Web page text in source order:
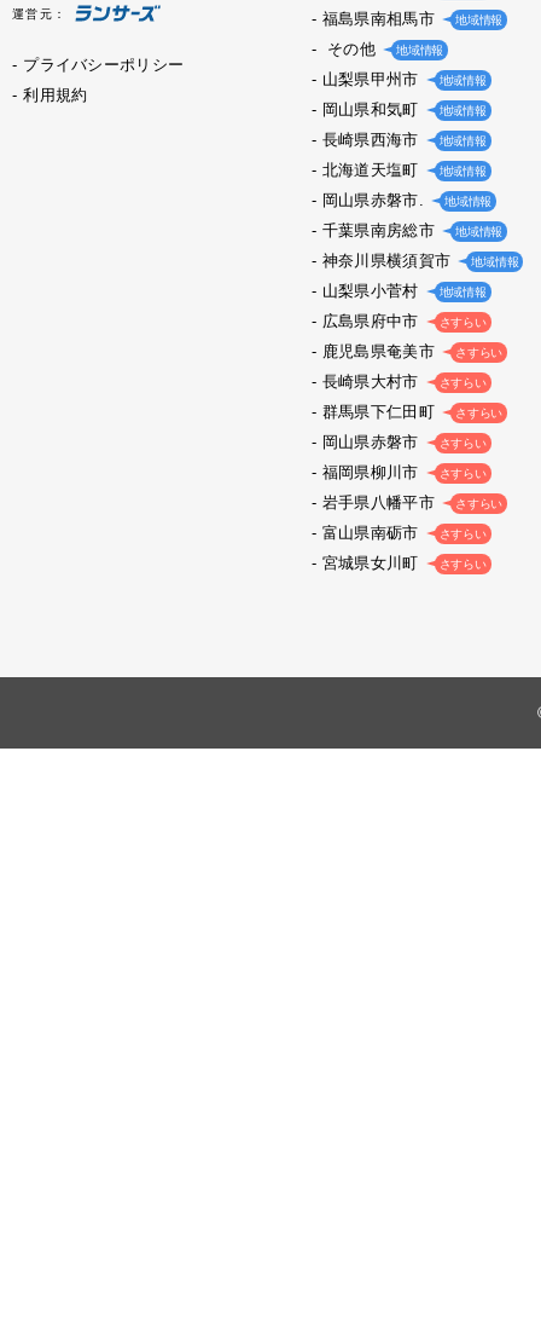
運営元：
プライバシーポリシー
利用規約
福島県南相馬市 地域情報
その他 地域情報
山梨県甲州市 地域情報
岡山県和気町 地域情報
長崎県西海市 地域情報
北海道天塩町 地域情報
岡山県赤磐市. 地域情報
千葉県南房総市 地域情報
神奈川県横須賀市 地域情報
山梨県小菅村 地域情報
広島県府中市 さすらい
鹿児島県奄美市 さすらい
長崎県大村市 さすらい
群馬県下仁田町 さすらい
岡山県赤磐市 さすらい
福岡県柳川市 さすらい
岩手県八幡平市 さすらい
富山県南砺市 さすらい
宮城県女川町 さすらい